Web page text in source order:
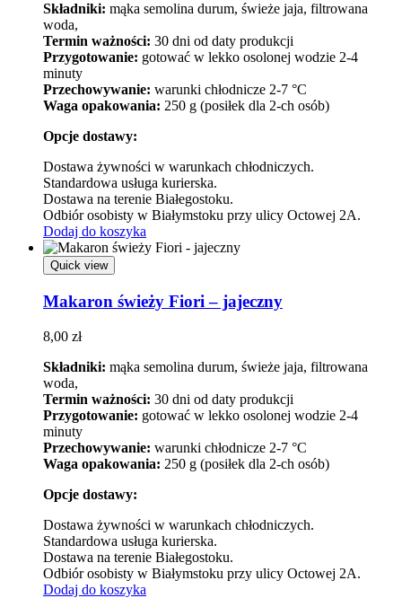
Składniki: mąka semolina durum, świeże jaja, filtrowana
woda,
Termin ważności: 30 dni od daty produkcji
Przygotowanie: gotować w lekko osolonej wodzie 2-4
minuty
Przechowywanie: warunki chłodnicze 2-7 °C
Waga opakowania: 250 g (posiłek dla 2-ch osób)
Opcje dostawy:
Dostawa żywności w warunkach chłodniczych.
Standardowa usługa kurierska.
Dostawa na terenie Białegostoku.
Odbiór osobisty w Białymstoku przy ulicy Octowej 2A.
Dodaj do koszyka
Quick view
Makaron świeży Fiori – jajeczny
8,00 zł
Składniki: mąka semolina durum, świeże jaja, filtrowana
woda,
Termin ważności: 30 dni od daty produkcji
Przygotowanie: gotować w lekko osolonej wodzie 2-4
minuty
Przechowywanie: warunki chłodnicze 2-7 °C
Waga opakowania: 250 g (posiłek dla 2-ch osób)
Opcje dostawy:
Dostawa żywności w warunkach chłodniczych.
Standardowa usługa kurierska.
Dostawa na terenie Białegostoku.
Odbiór osobisty w Białymstoku przy ulicy Octowej 2A.
Dodaj do koszyka